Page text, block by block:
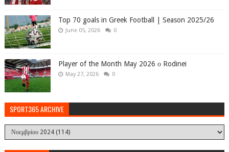
Top 70 goals in Greek Football | Season 2025/26
June 05, 2026 0
Player of the Month May 2026 ο Rodinei
May 27, 2026 0
SPORT365 ARCHIVE